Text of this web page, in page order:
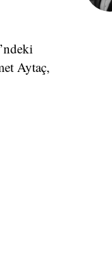
Aytaç,